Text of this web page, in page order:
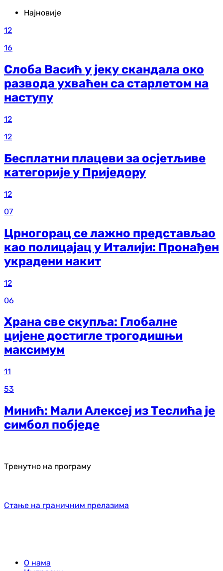
Најновије
12
16
Слоба Васић у јеку скандала око
развода ухваћен са старлетом на
наступу
12
12
Бесплатни плацеви за осјетљиве
категорије у Приједору
12
07
Црногорац се лажно представљао
као полицајац у Италији: Пронађен
украдени накит
12
06
Храна све скупља: Глобалне
цијене достигле трогодишњи
максимум
11
53
Минић: Мали Алексеј из Теслића је
симбол побједе
Тренутно на програму
Стање на граничним прелазима
О нама